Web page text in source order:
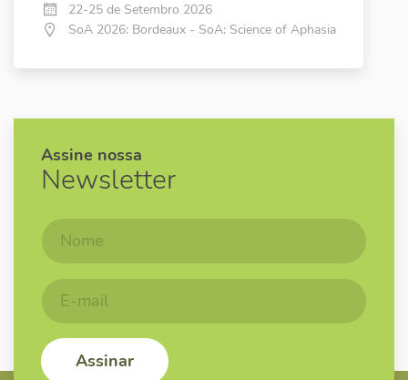
22-25 de Setembro 2026
SoA 2026: Bordeaux - SoA: Science of Aphasia
Assine nossa
Newsletter